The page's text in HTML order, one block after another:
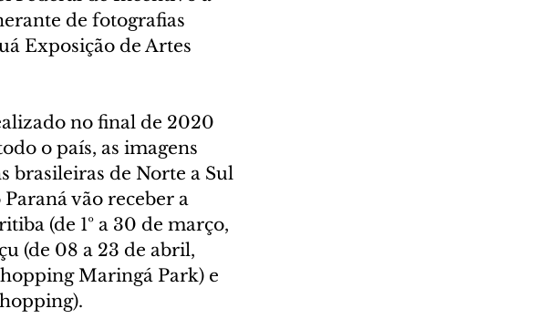
de fotografias
Exposição de Artes
no final de 2020
o país, as imagens
brasileiras de Norte a Sul
vão receber a
(de 1º a 30 de março,
(de 08 a 23 de abril,
Maringá Park) e